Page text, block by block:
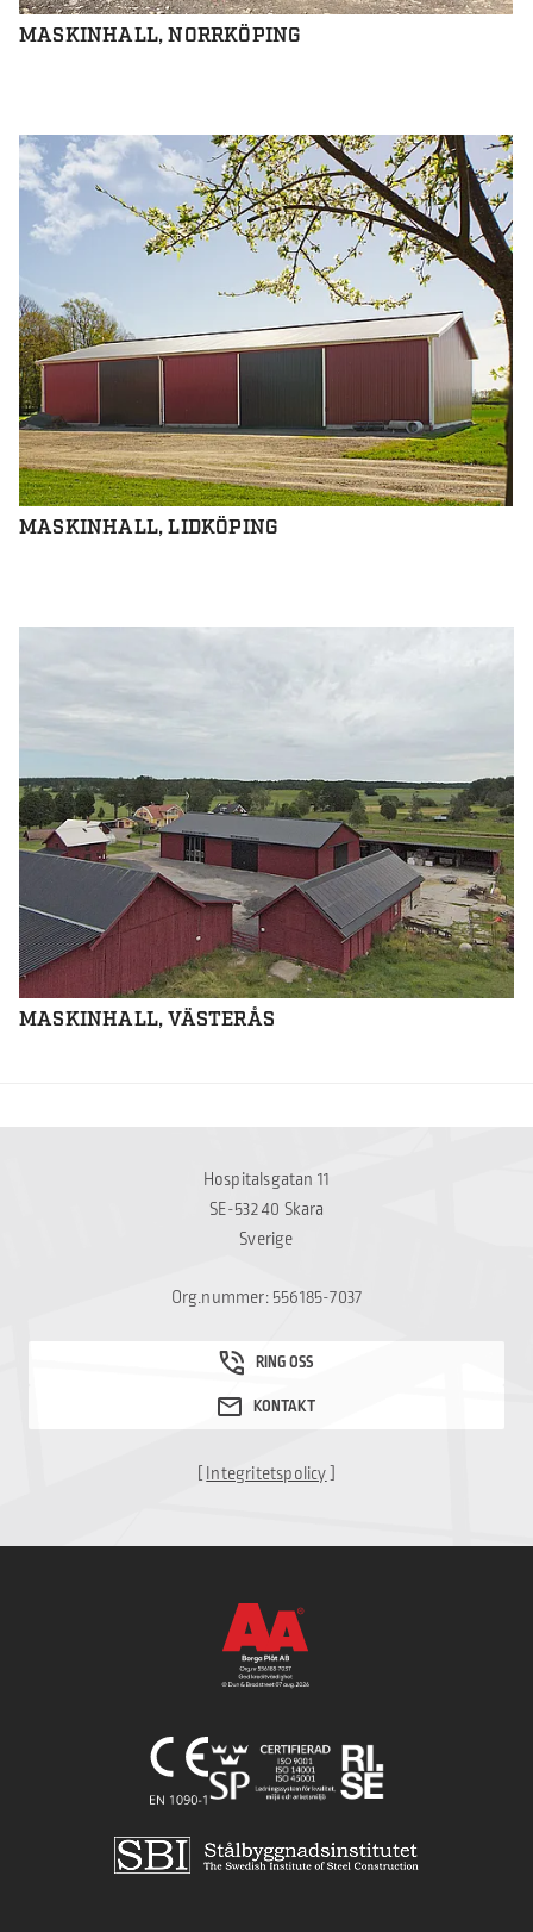
MASKINHALL, NORRKÖPING
MASKINHALL, LIDKÖPING
MASKINHALL, VÄSTERÅS
Hospitalsgatan 11
SE-532 40 Skara
Sverige
Org.nummer: 556185-7037
[Integritetspolicy]